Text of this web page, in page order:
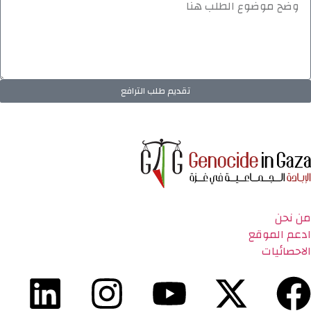
تقديم طلب الترافع
من نحن
ادعم الموقع
الاحصائيات